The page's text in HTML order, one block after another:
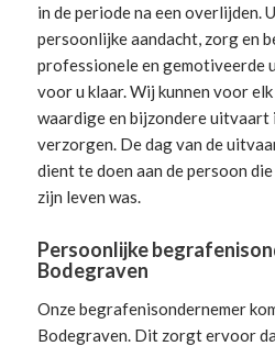
in de periode na een overlijden.
persoonlijke aandacht, zorg en
professionele en gemotiveerde
voor u klaar. Wij kunnen voor
waardige en bijzondere uitvaart
verzorgen. De dag van de
dient te doen aan de persoon
zijn leven was.
Persoonlijke
Bodegraven
Onze begrafenisondernemer
Bodegraven. Dit zorgt ervoor